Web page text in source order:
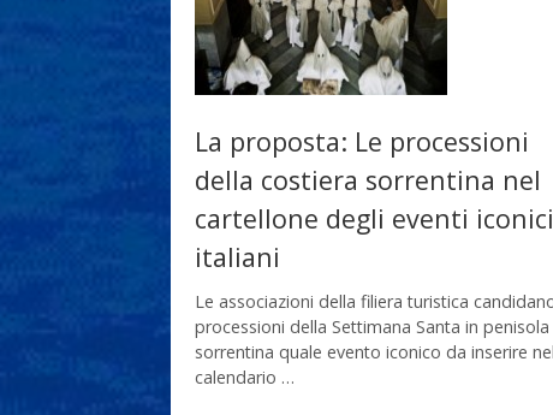
La proposta: Le processioni
della costiera sorrentina nel
cartellone degli eventi iconici
italiani
Le associazioni della filiera turistica
processioni della Settimana Santa in penisola
sorrentina quale evento iconico da inserire nel
calendario …